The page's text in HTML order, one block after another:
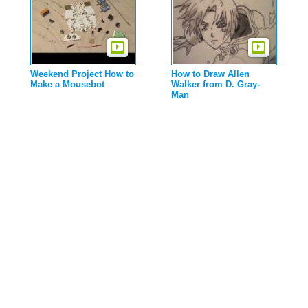
Weekend Project How to
Make a Mousebot
How to Draw Allen
Walker from D. Gray-
Man